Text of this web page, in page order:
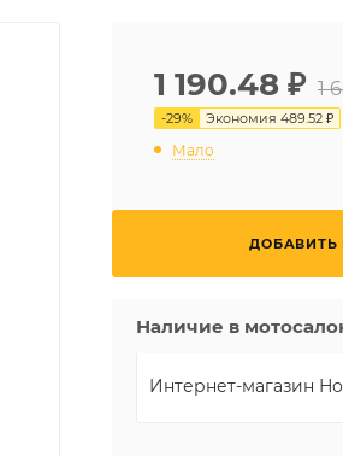
1 190.48 ₽ 1
-29% Экономия 489.52 ₽
Мало
ДОБАВИТЬ
Наличие в
Интернет-магазин